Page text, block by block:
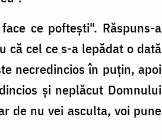
ce poftești". Răspuns-a
că cel ce s-a lepădat o dată
necredincios în puțin, apoi
și neplăcut Domnului
de nu vei asculta, voi pune